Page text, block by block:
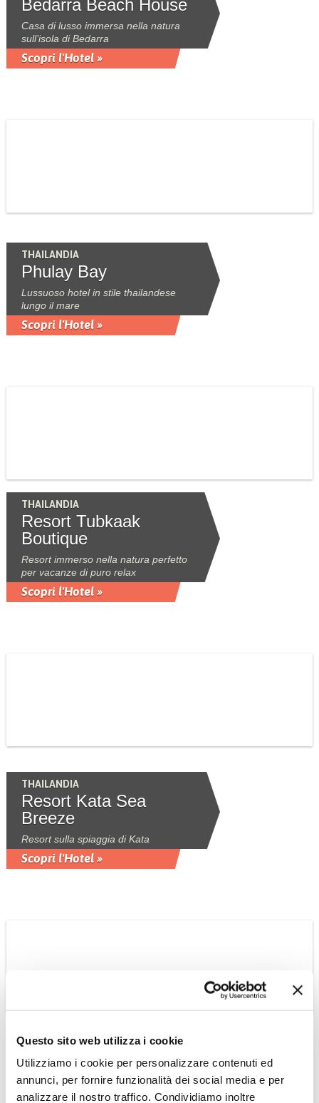
Questo sito web utilizza i cookie
Utilizziamo i cookie per personalizzare contenuti ed
annunci, per fornire funzionalità dei social media e per
analizzare il nostro traffico. Condividiamo inoltre
Bedarra Beach House
Casa di lusso immersa nella natura
sull’isola di Bedarra
Scopri l'Hotel »
THAILANDIA
Phulay Bay
Lussuoso hotel in stile thailandese
lungo il mare
Scopri l'Hotel »
THAILANDIA
Resort Tubkaak
Boutique
Resort immerso nella natura perfetto
per vacanze di puro relax
Scopri l'Hotel »
THAILANDIA
Resort Kata Sea
Breeze
Resort sulla spiaggia di Kata
Scopri l'Hotel »
OMAN
Anantara Al Baleed
Salalah 5*
Resort su una spiaggia privata